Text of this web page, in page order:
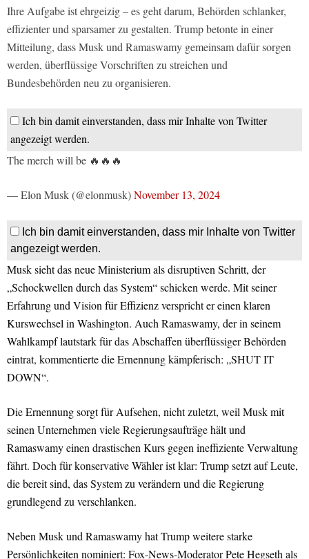
Ihre Aufgabe ist ehrgeizig – es geht darum, Behörden schlanker,
effizienter und sparsamer zu gestalten. Trump betonte in einer
Mitteilung, dass Musk und Ramaswamy gemeinsam dafür sorgen
werden, überflüssige Vorschriften zu streichen und
Bundesbehörden neu zu organisieren.
Ich bin damit einverstanden, dass mir Inhalte von Twitter
angezeigt werden.
The merch will be 🔥🔥🔥
— Elon Musk (@elonmusk)November 13, 2024
Ich bin damit einverstanden, dass mir Inhalte von Twitter
angezeigt werden.
Musk sieht das neue Ministerium als disruptiven Schritt, der
„Schockwellen durch das System“ schicken werde. Mit seiner
Erfahrung und Vision für Effizienz verspricht er einen klaren
Kurswechsel in Washington. Auch Ramaswamy, der in seinem
Wahlkampf lautstark für das Abschaffen überflüssiger Behörden
eintrat, kommentierte die Ernennung kämpferisch: „SHUT IT
DOWN“.
Die Ernennung sorgt für Aufsehen, nicht zuletzt, weil Musk mit
seinen Unternehmen viele Regierungsaufträge hält und
Ramaswamy einen drastischen Kurs gegen ineffiziente Verwaltung
fährt. Doch für konservative Wähler ist klar: Trump setzt auf Leute,
die bereit sind, das System zu verändern und die Regierung
grundlegend zu verschlanken.
Neben Musk und Ramaswamy hat Trump weitere starke
Persönlichkeiten nominiert: Fox-News-Moderator Pete Hegseth als